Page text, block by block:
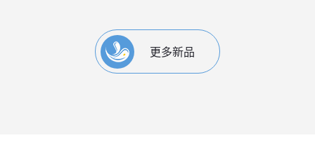
更多新品